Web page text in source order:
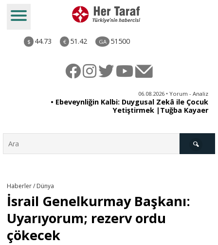
$ 44.73 € 51.42 GA 51500
06.08.2026 • Yorum - Analiz
• Ebeveynliğin Kalbi: Duygusal Zekâ ile Çocuk
Yetiştirmek |Tuğba Kayaer
Derkenar
Haberler / Dünya
İsrail Genelkurmay Başkanı:
Uyarıyorum; rezerv ordu
çökecek